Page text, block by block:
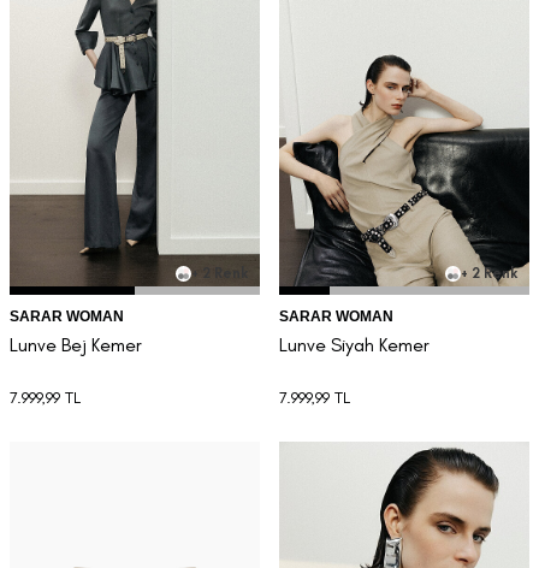
+ 2 Renk
SARAR WOMAN
Lunve Bej Kemer
7.999,99 TL
+ 2 Renk
SARAR WOMAN
Lunve Siyah Kemer
7.999,99 TL